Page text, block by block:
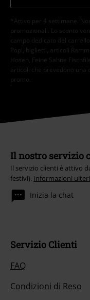
*Attivo per 4 settimane.
promozionali. Lo sconto
campo dedicato del
Pop!, biglietti, articoli
Hosen, Feine Sahne
articoli che prevedono una
promo.
Il nostro servizio
Il servizio clienti è attivo
festivi). Informazioni
Inizia la chat
Servizio Clienti
FAQ
Condizioni di Reso